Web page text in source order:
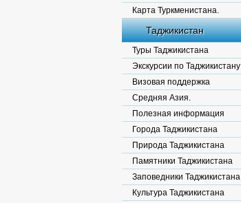
Карта Туркменистана.
Таджикистан
Туры Таджикистана
Экскурсии по Таджикистану
Визовая поддержка
Средняя Азия.
Полезная информация
Города Таджикистана
Природа Таджикистана
Памятники Таджикистана
Заповедники Таджикистана
Культура Таджикистана